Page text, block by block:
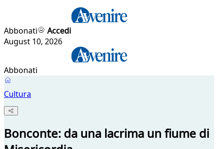
Abbonati
Accedi
August 10, 2026
Abbonati
Cultura
Bonconte: da una lacrima un fiume di